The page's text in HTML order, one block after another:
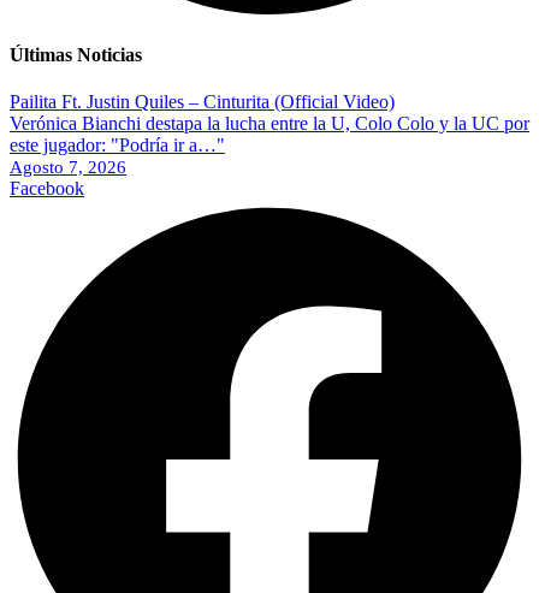
Últimas Noticias
Pailita Ft. Justin Quiles – Cinturita (Official Video)
Verónica Bianchi destapa la lucha entre la U, Colo Colo y la UC por
este jugador: "Podría ir a…"
Agosto 7, 2026
Facebook